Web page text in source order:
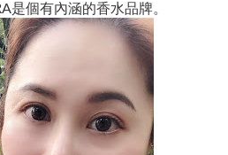
是個有內涵的香水品牌。